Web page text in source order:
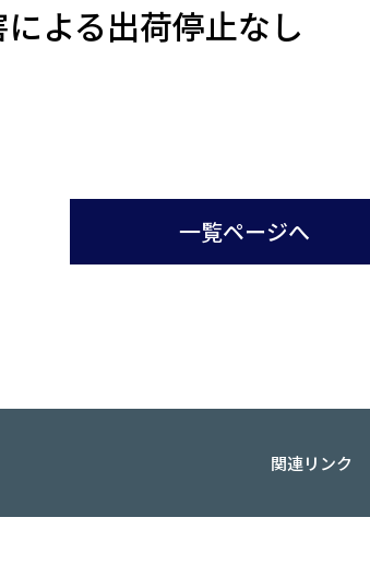
よる出荷停止なし
一覧ページへ
関連リンク